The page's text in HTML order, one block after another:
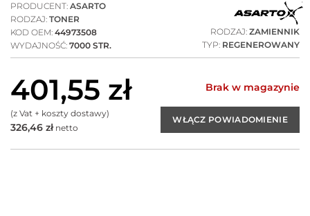
PRODUCENT: ASARTO
RODZAJ: TONER
KOD OEM: 44973508
WYDAJNOŚĆ: 7000 STR.
RODZAJ: ZAMIENNIK
TYP: REGENEROWANY
401,55 zł
(z Vat + koszty dostawy)
326,46 złnetto
Brak w magazynie